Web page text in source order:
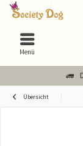
Menü
Übersicht